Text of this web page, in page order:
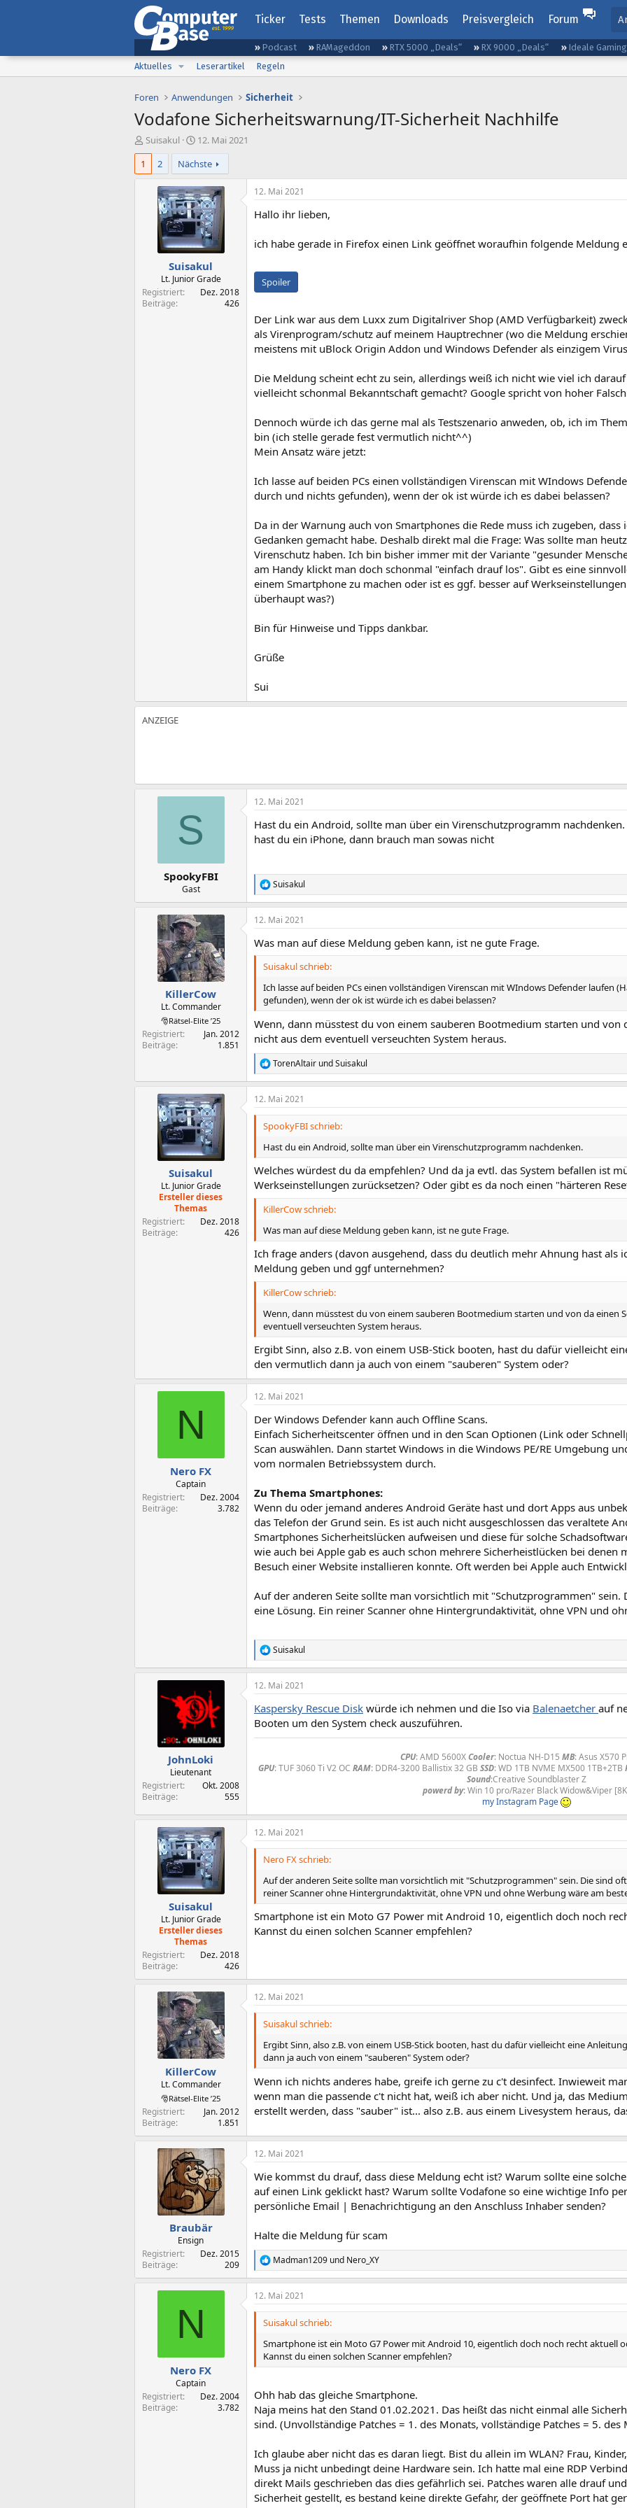
Ticker Tests Themen Downloads Preisvergleich Forum
Podcast RAMageddon RTX 5000 „Deals“ RX 9000 „Deals“ Ideale
Aktuelles
Leserartikel Regeln
Foren Anwendungen Sicherheit
Vodafone Sicherheitswarnung/IT-Sicherheit Nachhilfe
E
r
t
Suisakul
E
r
s
t
e
l
l
t
a
m
12. Mai 2021
1
2 Nächste
Suisakul
Lt. Junior Grade
Registriert
Dez. 2018
Beiträge
426
12. Mai 2021
Hallo ihr lieben,
ich habe gerade in Firefox einen Link geöffnet woraufhin folgende Meldung
Spoiler
Der Link war aus dem Luxx zum Digitalriver Shop (AMD Verfügbarkeit)
als Virenprogram/schutz auf meinem Hauptrechner (wo die Meldung
meistens mit uBlock Origin Addon und Windows Defender als einzigem
Die Meldung scheint echt zu sein, allerdings weiß ich nicht wie viel ich
vielleicht schonmal Bekanntschaft gemacht? Google spricht von hoher
Dennoch würde ich das gerne mal als Testszenario anweden, ob, ich im
bin (ich stelle gerade fest vermutlich nicht^^)
Mein Ansatz wäre jetzt:
Ich lasse auf beiden PCs einen vollständigen Virenscan mit WIndows
durch und nichts gefunden), wenn der ok ist würde ich es dabei belassen?
Da in der Warnung auch von Smartphones die Rede muss ich zugeben,
Gedanken gemacht habe. Deshalb direkt mal die Frage: Was sollte man
Virenschutz haben. Ich bin bisher immer mit der Variante "gesunder
am Handy klickt man doch schonmal "einfach drauf los". Gibt es eine
einem Smartphone zu machen oder ist es ggf. besser auf
überhaupt was?)
Bin für Hinweise und Tipps dankbar.
Grüße
Sui
S
SpookyFBI
Gast
12. Mai 2021
Hast du ein Android, sollte man über ein Virenschutzprogramm nachdenken.
hast du ein iPhone, dann brauch man sowas nicht
R
e
a
k
i
o
n
n
Suisakul
KillerCow
Lt. Commander
🎅Rätsel-Elite ’25
Registriert
Jan. 2012
Beiträge
1.851
12. Mai 2021
Was man auf diese Meldung geben kann, ist ne gute Frage.
Suisakul schrieb:
Ich lasse auf beiden PCs einen vollständigen Virenscan mit WIndows Defender laufen
gefunden), wenn der ok ist würde ich es dabei belassen?
Wenn, dann müsstest du von einem sauberen Bootmedium starten und von
nicht aus dem eventuell verseuchten System heraus.
R
e
a
k
t
e
n
:
TorenAltair undSuisakul
Suisakul
Lt. Junior Grade
Ersteller dieses
Themas
Registriert
Dez. 2018
Beiträge
426
12. Mai 2021
SpookyFBI schrieb:
Hast du ein Android, sollte man über ein Virenschutzprogramm nachdenken.
Welches würdest du da empfehlen? Und da ja evtl. das System befallen ist
Werkseinstellungen zurücksetzen? Oder gibt es da noch einen "härteren
KillerCow schrieb:
Was man auf diese Meldung geben kann, ist ne gute Frage.
Ich frage anders (davon ausgehend, dass du deutlich mehr Ahnung hast als
Meldung geben und ggf unternehmen?
KillerCow schrieb:
Wenn, dann müsstest du von einem sauberen Bootmedium starten und von da einen
eventuell verseuchten System heraus.
Ergibt Sinn, also z.B. von einem USB-Stick booten, hast du dafür vielleicht
den vermutlich dann ja auch von einem "sauberen" System oder?
N
Nero FX
Captain
Registriert
Dez. 2004
Beiträge
3.782
12. Mai 2021
Der Windows Defender kann auch Offline Scans.
Einfach Sicherheitscenter öffnen und in den Scan Optionen (Link oder
Scan auswählen. Dann startet Windows in die Windows PE/RE Umgebung
vom normalen Betriebssystem durch.
Zu Thema Smartphones:
Wenn du oder jemand anderes Android Geräte hast und dort Apps aus
das Telefon der Grund sein. Es ist auch nicht ausgeschlossen das veraltete
Smartphones Sicherheitslücken aufweisen und diese für solche
wie auch bei Apple gab es auch schon mehrere Sicherheistlücken bei denen
Besuch einer Website installieren konnte. Oft werden bei Apple auch
Auf der anderen Seite sollte man vorsichtlich mit "Schutzprogrammen" sein.
eine Lösung. Ein reiner Scanner ohne Hintergrundaktivität, ohne VPN und
R
e
a
k
i
o
:
Suisakul
JohnLoki
Lieutenant
Registriert
Okt. 2008
Beiträge
555
12. Mai 2021
Kaspersky Rescue Disk würde ich nehmen und die Iso via Balenaetcher auf
Booten um den System check auszuführen.
CPU: AMD 5600XCooler: Noctua NH-D15 MB: Asus X570
GPU: TUF 3060 Ti V2 OC RAM: DDR4-3200 Ballistix 32 GB SSD: WD 1TB NVME MX500 1TB+2TB
Sound:Creative Soundblaster Z
powerdby: Win 10 pro/Razer Black Widow&Viper
my Instagram Page
Suisakul
Lt. Junior Grade
Ersteller dieses
Themas
Registriert
Dez. 2018
Beiträge
426
12. Mai 2021
Nero FX schrieb:
Auf der anderen Seite sollte man vorsichtlich mit "Schutzprogrammen" sein. Die sind
reiner Scanner ohne Hintergrundaktivität, ohne VPN und ohne Werbung wäre am
Smartphone ist ein Moto G7 Power mit Android 10, eigentlich doch noch
Kannst du einen solchen Scanner empfehlen?
KillerCow
Lt. Commander
🎅Rätsel-Elite ’25
Registriert
Jan. 2012
Beiträge
1.851
12. Mai 2021
Suisakul schrieb:
Ergibt Sinn, also z.B. von einem USB-Stick booten, hast du dafür vielleicht eine
dann ja auch von einem "sauberen" System oder?
Wenn ich nichts anderes habe, greife ich gerne zu c't desinfect. Inwieweit
wenn man die passende c't nicht hat, weiß ich aber nicht. Und ja, das
erstellt werden, dass "sauber" ist... also z.B. aus einem Livesystem heraus,
Braubär
Ensign
Registriert
Dez. 2015
Beiträge
209
12. Mai 2021
Wie kommst du drauf, dass diese Meldung echt ist? Warum sollte eine
auf einen Link geklickt hast? Warum sollte Vodafone so eine wichtige Info
persönliche Email | Benachrichtigung an den Anschluss Inhaber senden?
Halte die Meldung für scam
R
e
a
k
t
n
n
Madman1209 und Nero_XY
N
Nero FX
Captain
Registriert
Dez. 2004
Beiträge
3.782
12. Mai 2021
Suisakul schrieb:
Smartphone ist ein Moto G7 Power mit Android 10, eigentlich doch noch recht aktuell
Kannst du einen solchen Scanner empfehlen?
Ohh hab das gleiche Smartphone.
Naja meins hat den Stand 01.02.2021. Das heißt das nicht einmal alle
sind. (Unvollständige Patches = 1. des Monats, vollständige Patches = 5. des
Ich glaube aber nicht das es daran liegt. Bist du allein im WLAN? Frau,
Muss ja nicht unbedingt deine Hardware sein. Ich hatte mal eine RDP
direkt Mails geschrieben das dies gefährlich sei. Patches waren alle drauf
Sicherheit gestellt, es bestand keine direkte Gefahr, der geöffnete Port hat